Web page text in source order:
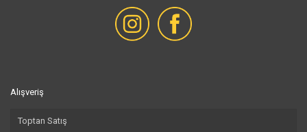
Alışveriş
Toptan Satış